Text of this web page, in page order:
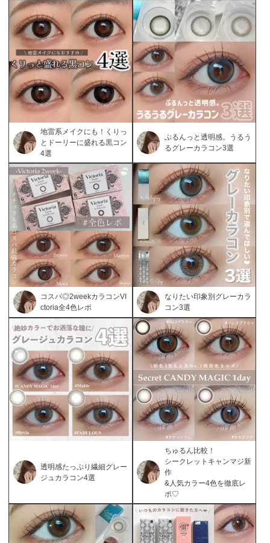
地雷系メイクにも！くりっ
とドーリーに盛れる黒コン
4選
ぷるんっと透明感。うるう
るグレーカラコン3選
コスパ◎2weekカラコンVI
ctoria全4色レポ
なりたい印象別グレーカラ
コン3選
透明感たっぷり繊細グレー
ジュカラコン4選
ちゅるん比較！
シークレットキャンマジ新
作
&人気カラー4色を徹底レ
ポ♡